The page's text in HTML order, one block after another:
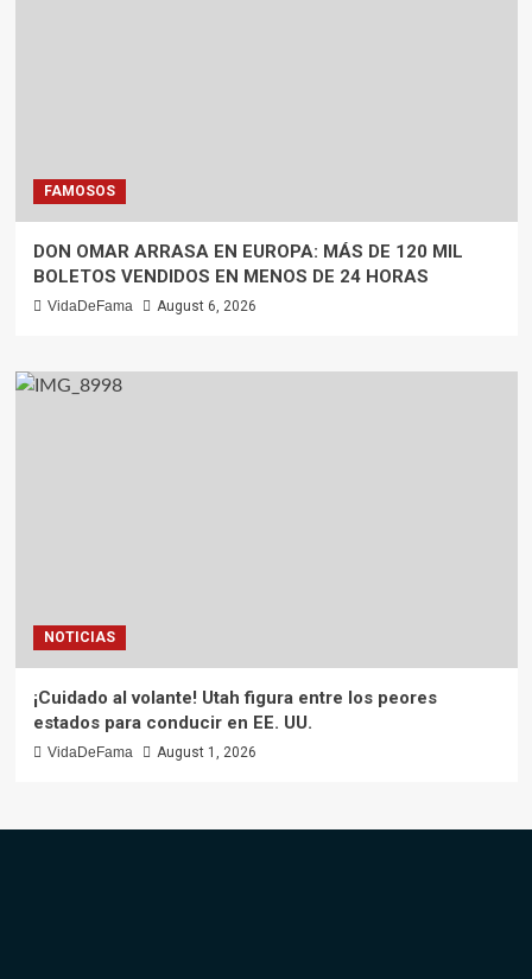
FAMOSOS
DON OMAR ARRASA EN EUROPA: MÁS DE 120 MIL
BOLETOS VENDIDOS EN MENOS DE 24 HORAS
VidaDeFama August 6, 2026
NOTICIAS
¡Cuidado al volante! Utah figura entre los peores
estados para conducir en EE. UU.
VidaDeFama August 1, 2026